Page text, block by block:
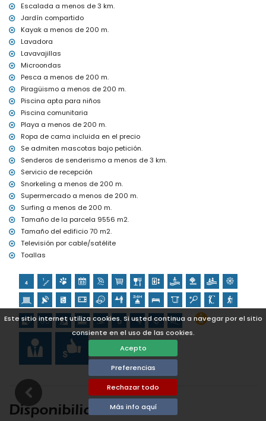
Este sitio internet utiliza cookies. Si usted continua a navegar por el sitio
consiente en el uso de las cookies.
Acepto
Preferencias
Rechazar todo
Más info aquí
cine, bar y paseo marítimo (Paseo Marítimo) (a menos de 500
metros de la casa)
discoteca (a menos de 5 kilómetros de la casa)
Lugares de interés y cultura en Jávea, Costa Blanca
iglesia (Virgen del Loreto) (a menos de 1000 metros del
alojamiento)
museo (Histórico de Jávea), ruina (Molinos de Viento, Jávea),
monumento (Pueblo de Jávea, Jávea), edificio arquitectónico
(Histórico de Jávea), lugar histórico (Pueblo de Jávea y Jávea) (a
menos de 5 kilómetros del alojamiento)
castillo (Portal de la Vila y Denia) (a menos de 25 kilómetros del
alojamiento)
Deportes
ciclismo, canotaje, kayak, pesca, buceo, snorkel y surf (a menos
de 1000 metros del apartamento)
tenis, golf (La Sella Golf, Denia), senderismo, ciclismo de montaña
y escalada (a menos de 5 kilómetros del apartamento)
equitación (a menos de 10 kilómetros del apartamento)
Escalada a menos de 3 km.
Jardín compartido
Kayak a menos de 200 m.
Lavadora
Lavavajillas
Microondas
Pesca a menos de 200 m.
Piragüismo a menos de 200 m.
Piscina apta para niños
Piscina comunitaria
Playa a menos de 200 m.
Ropa de cama incluida en el precio
Se admiten mascotas bajo petición.
Senderos de senderismo a menos de 3 km.
Servicio de recepción
Snorkeling a menos de 200 m.
Supermercado a menos de 200 m.
Surfing a menos de 200 m.
Tamaño de la parcela 9556 m2.
Tamaño del edificio 70 m2.
Televisión por cable/satélite
Toallas
Disponibilidad